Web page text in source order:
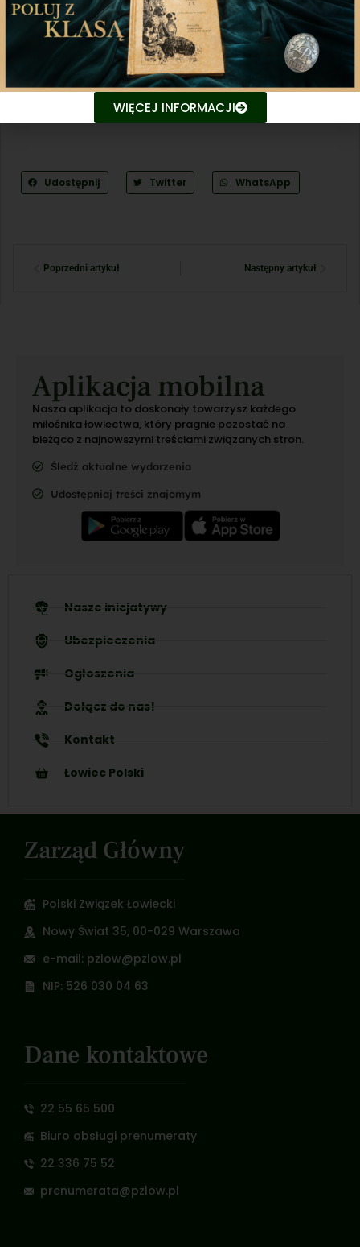
Udostępnij Twitter WhatsApp
Poprzedni artykuł Następny artykuł
Aplikacja mobilna
Nasza aplikacja to doskonały towarzysz każdego
miłośnika łowiectwa, który pragnie pozostać na
bieżąco z najnowszymi treściami związanych stron.
Śledź aktualne wydarzenia
Udostępniaj treści znajomym
Nasze inicjatywy
Ubezpieczenia
Ogłoszenia
Dołącz do nas!
Kontakt
Łowiec Polski
Zarząd Główny
Polski Związek Łowiecki
Nowy Świat 35, 00-029 Warszawa
e-mail: pzlow@pzlow.pl
NIP: 526 030 04 63
Dane kontaktowe
22 55 65 500
Biuro obsługi prenumeraty
22 336 75 52
prenumerata@pzlow.pl
WIĘCEJ INFORMACJI